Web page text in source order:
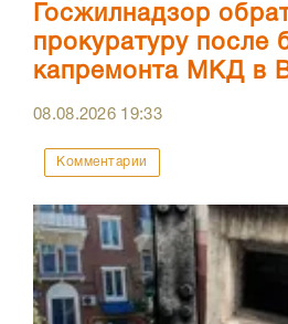
Госжилнадзор
прокуратуру после
капремонта МКД в
08.08.2026 19:33
Комментарии